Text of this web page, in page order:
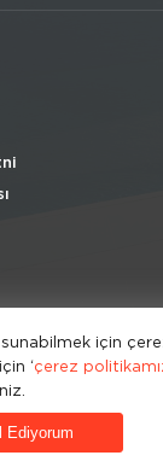
reserved.
için
‘çerez
Ediyorum